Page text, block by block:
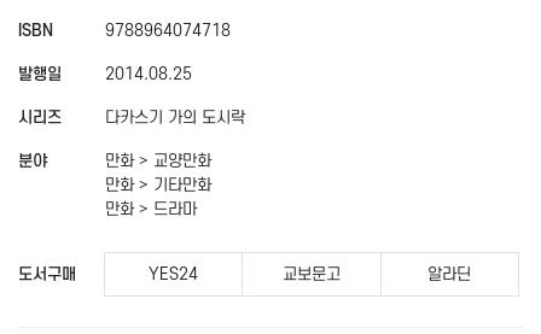
ISBN 9788964074718
발행일 2014.08.25
시리즈 다카스기 가의 도시락
분야
만화 > 교양만화
만화 > 기타만화
만화 > 드라마
도서구매 YES24 교보문고 알라딘